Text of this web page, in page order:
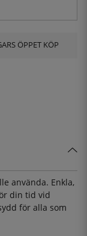
ÖPPET KÖP
använda. Enkla,
din tid vid
för alla som